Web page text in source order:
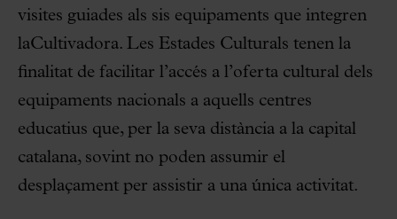
visites guiades als sis equipaments que integren
laCultivadora. Les Estades Culturals tenen la
finalitat de facilitar l’accés a l’oferta cultural dels
equipaments nacionals a aquells centres
educatius que, per la seva distància a la capital
catalana, sovint no poden assumir el
desplaçament per assistir a una única activitat.